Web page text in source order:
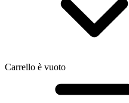
Carrello è vuoto